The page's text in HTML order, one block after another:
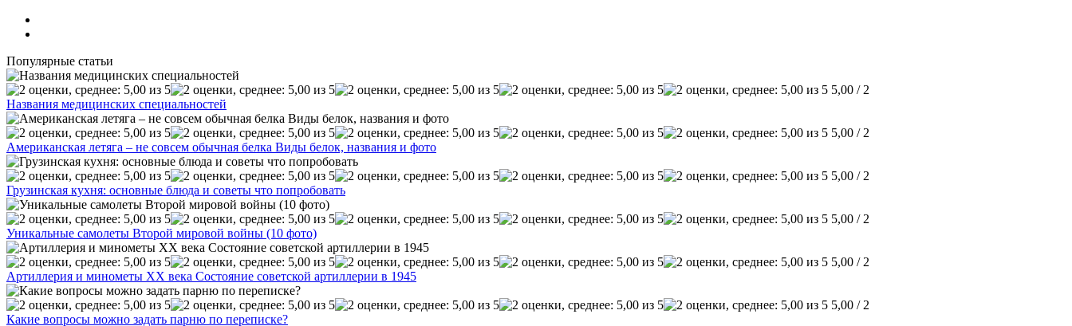
Популярные статьи
5,00 / 2
Названия медицинских специальностей
5,00 / 2
Американская летяга – не совсем обычная белка Виды белок, названия и фото
5,00 / 2
Грузинская кухня: основные блюда и советы что попробовать
5,00 / 2
Уникальные самолеты Второй мировой войны (10 фото)
5,00 / 2
Артиллерия и минометы XX века Состояние советской артиллерии в 1945
5,00 / 2
Какие вопросы можно задать парню по переписке?